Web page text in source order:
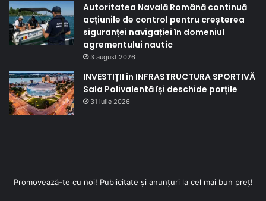
Autoritatea Navală Română continuă
acțiunile de control pentru creșterea
siguranței navigației în domeniul
agrementului nautic
3 august 2026
INVESTIȚII în INFRASTRUCTURA SPORTIVĂ
Sala Polivalentă își deschide porțile
31 iulie 2026
Promovează-te cu noi! Publicitate și anunțuri la cel mai bun preț!